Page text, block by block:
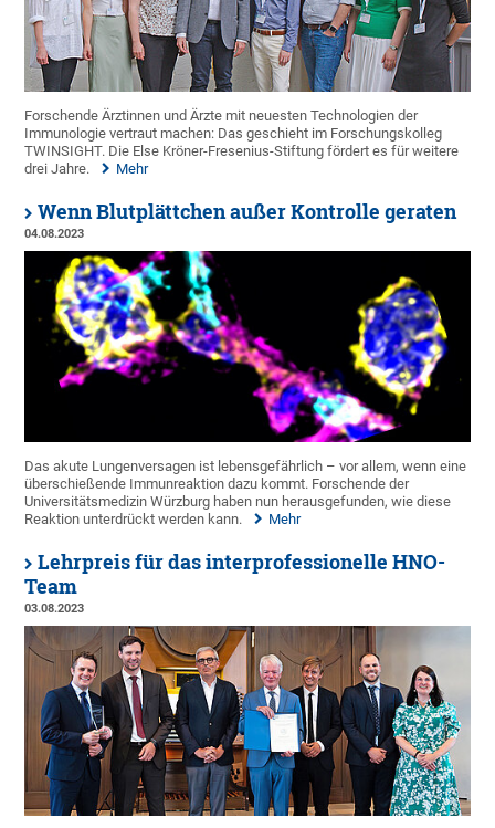
Forschende Ärztinnen und Ärzte mit neuesten Technologien der
Immunologie vertraut machen: Das geschieht im Forschungskolleg
TWINSIGHT. Die Else Kröner-Fresenius-Stiftung fördert es für weitere
drei Jahre.
Mehr
Wenn Blutplättchen außer Kontrolle geraten
04.08.2023
Das akute Lungenversagen ist lebensgefährlich – vor allem, wenn eine
überschießende Immunreaktion dazu kommt. Forschende der
Universitätsmedizin Würzburg haben nun herausgefunden, wie diese
Reaktion unterdrückt werden kann.
Mehr
Lehrpreis für das interprofessionelle HNO-
Team
03.08.2023